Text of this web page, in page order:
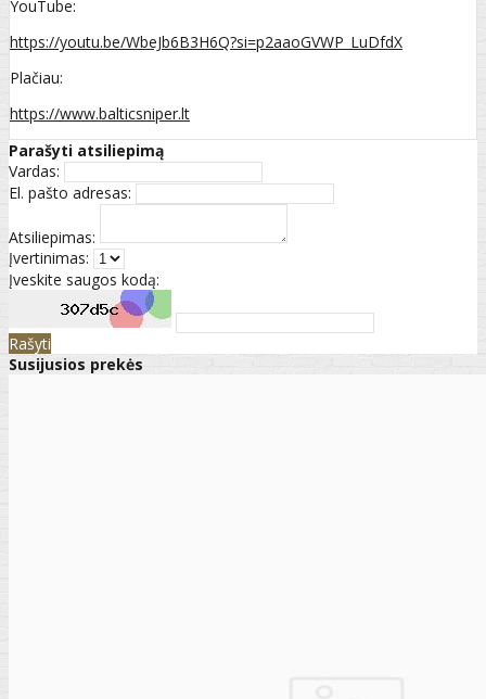
YouTube:
https://youtu.be/WbeJb6B3H6Q?si=p2aaoGVWP_LuDfdX
Plačiau:
https://www.balticsniper.lt
Parašyti atsiliepimą
Vardas:
El. pašto adresas:
Atsiliepimas:
Įvertinimas:
Įveskite saugos kodą:
Rašyti
Susijusios prekės